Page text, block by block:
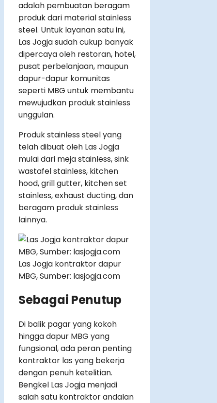
adalah pembuatan beragam
produk dari material stainless
steel. Untuk layanan satu ini,
Las Jogja sudah cukup banyak
dipercaya oleh restoran, hotel,
pusat perbelanjaan, maupun
dapur-dapur komunitas
seperti MBG untuk membantu
mewujudkan produk stainless
unggulan.
Produk stainless steel yang
telah dibuat oleh Las Jogja
mulai dari meja stainless, sink
wastafel stainless, kitchen
hood, grill gutter, kitchen set
stainless, exhaust ducting, dan
beragam produk stainless
lainnya.
Las Jogja kontraktor dapur
MBG, Sumber: lasjogja.com
Sebagai Penutup
Di balik pagar yang kokoh
hingga dapur MBG yang
fungsional, ada peran penting
kontraktor las yang bekerja
dengan penuh ketelitian.
Bengkel Las Jogja menjadi
salah satu kontraktor andalan